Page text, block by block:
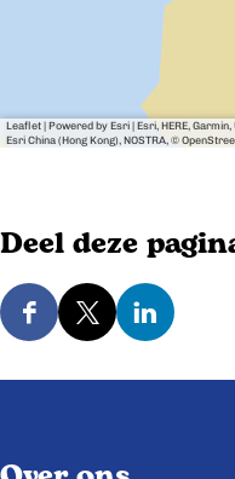
Leaflet | Powered by Esri | Esri, HERE,
Esri China (Hong Kong), NOSTRA, ©
Deel deze
D
D
D